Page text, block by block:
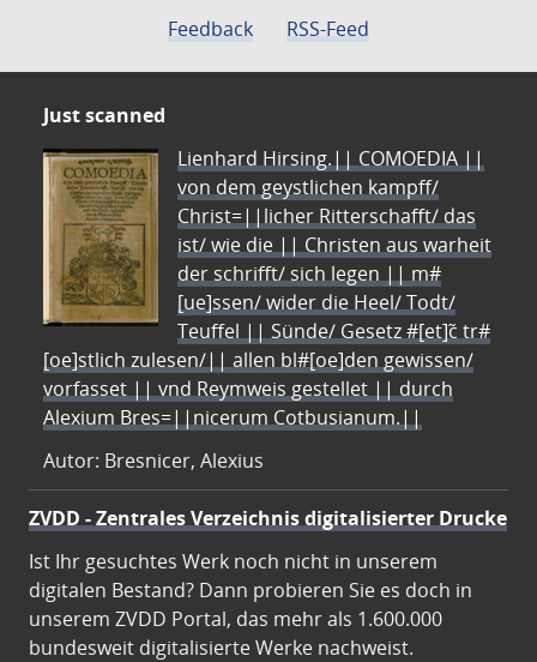
Feedback
RSS-Feed
Just scanned
Lienhard Hirsing.|| COMOEDIA ||
von dem geystlichen kampff/
Christ=||licher Ritterschafft/ das
ist/ wie die || Christen aus warheit
der schrifft/ sich legen || m#
[ue]ssen/ wider die Heel/ Todt/
Teuffel || Sünde/ Gesetz #[et]c̃ tr#
[oe]stlich zulesen/|| allen bl#[oe]den gewissen/
vorfasset || vnd Reymweis gestellet || durch
Alexium Bres=||nicerum Cotbusianum.||
Autor: Bresnicer, Alexius
ZVDD - Zentrales Verzeichnis digitalisierter Drucke
Ist Ihr gesuchtes Werk noch nicht in unserem
digitalen Bestand? Dann probieren Sie es doch in
unserem ZVDD Portal, das mehr als 1.600.000
bundesweit digitalisierte Werke nachweist.